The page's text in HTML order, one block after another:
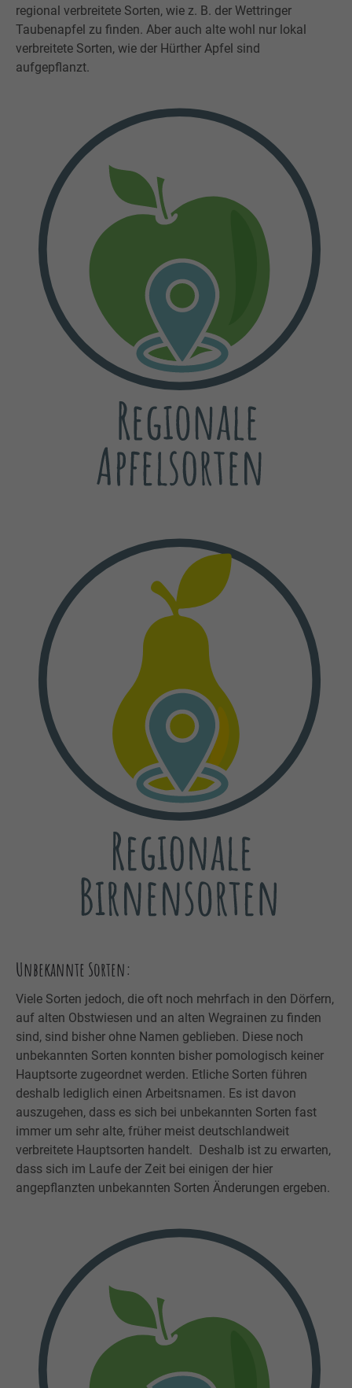
regional verbreitete Sorten, wie z. B. der Wettringer
Taubenapfel zu finden. Aber auch alte wohl nur lokal
verbreitete Sorten, wie der Hürther Apfel sind
aufgepflanzt.
Unbekannte Sorten:
Viele Sorten jedoch, die oft noch mehrfach in den Dörfern,
auf alten Obstwiesen und an alten Wegrainen zu finden
sind, sind bisher ohne Namen geblieben. Diese noch
unbekannten Sorten konnten bisher pomologisch keiner
Hauptsorte zugeordnet werden. Etliche Sorten führen
deshalb lediglich einen Arbeitsnamen. Es ist davon
auszugehen, dass es sich bei unbekannten Sorten fast
immer um sehr alte, früher meist deutschlandweit
verbreitete Hauptsorten handelt. Deshalb ist zu erwarten,
dass sich im Laufe der Zeit bei einigen der hier
angepflanzten unbekannten Sorten Änderungen ergeben.